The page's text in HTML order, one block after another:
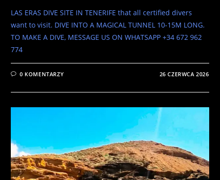
LAS ERAS DIVE SITE IN TENERIFE that all certified divers
want to visit. DIVE INTO A MAGICAL TUNNEL 10-15M LONG.
TO MAKE A DIVE, MESSAGE US ON WHATSAPP +34 672 962
774
0 KOMENTARZY 26 CZERWCA 2026